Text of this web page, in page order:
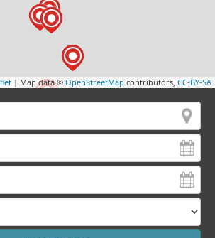
| Map data © OpenStreetMap contributors, CC-BY-SA